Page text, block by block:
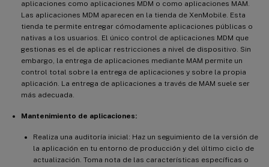
aplicaciones como aplicaciones MDM o como aplicaciones MAM.
Las aplicaciones MDM aparecen en la tienda de XenMobile. Esta
tienda te permite entregar cómodamente aplicaciones públicas o
nativas a los usuarios. El único control de aplicaciones MDM que
gestionas es el de aplicar restricciones a nivel de dispositivo. Sin
embargo, la entrega de aplicaciones mediante MAM permite un
control total sobre la entrega de aplicaciones y sobre la propia
aplicación. La entrega de aplicaciones a través de MAM suele ser
más adecuada.
Mantenimiento de aplicaciones:
Realiza una auditoría inicial: Haz un seguimiento de la versión de
la aplicación en tu entorno de producción y del último ciclo de
actualización. Toma nota de las características específicas o